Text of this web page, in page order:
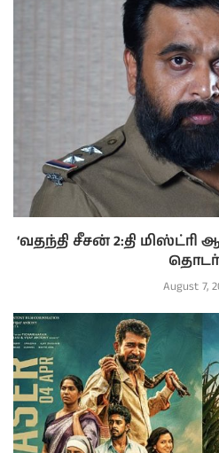
‘வதந்தி சீசன் 2:தி
August 7,